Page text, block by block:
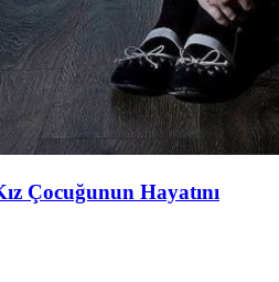
Çocuğunun Hayatını